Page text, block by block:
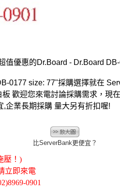
值優惠的Dr.Board - Dr.Board
0177 size: 77"採購選擇就在
歡迎您來電討論採購需求，現
企業長期採購 量大另有折扣喔!
比ServerBank更便宜？
壓！)
立即來電
0901